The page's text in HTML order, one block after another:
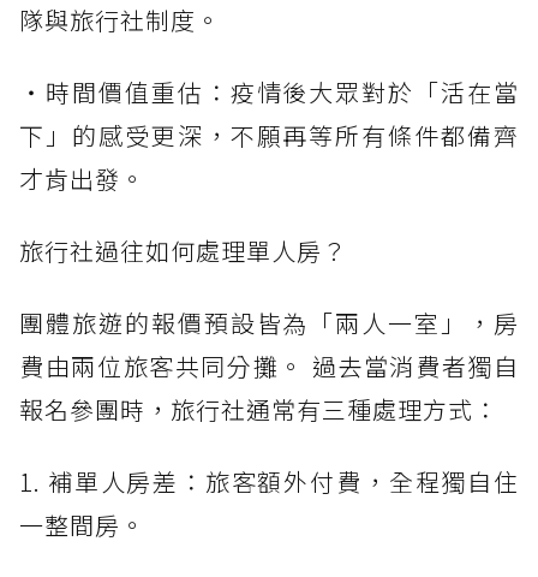
隊與旅行社制度。
・時間價值重估：疫情後大眾對於「活在當
下」的感受更深，不願再等所有條件都備齊
才肯出發。
旅行社過往如何處理單人房？
團體旅遊的報價預設皆為「兩人一室」，房
費由兩位旅客共同分攤。 過去當消費者獨自
報名參團時，旅行社通常有三種處理方式：
1. 補單人房差：旅客額外付費，全程獨自住
一整間房。